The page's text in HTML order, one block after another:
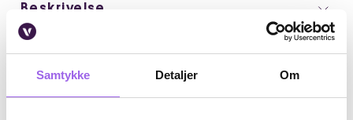
Samtykke Detaljer Om
Beskrivelse
Ingredienser